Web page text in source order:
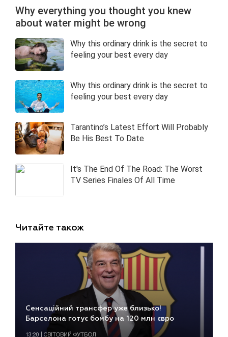
Читайте також
Сенсаційний трансфер уже близько!
Барселона готує бомбу на 120 млн євро
13:20 | СВІТОВИЙ ФУТБОЛ